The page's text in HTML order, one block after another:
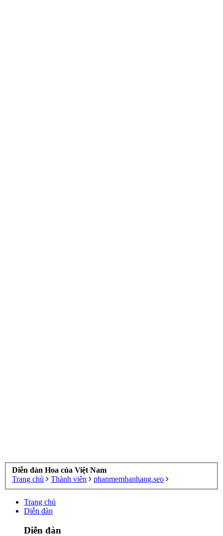
Diễn đàn Hoa của Việt Nam
Trang chủ
Thành viên phanmembanhang.seo
Trang chủ
Diễn đàn
Diễn đàn